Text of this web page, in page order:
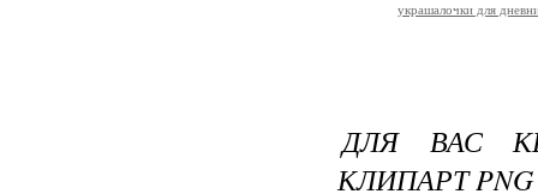
украшалочки для
ДЛЯ ВАС
КЛИПАРТ PNG